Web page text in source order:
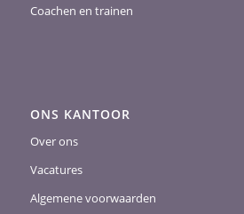
Coachen en trainen
ONS KANTOOR
Over ons
Vacatures
Algemene voorwaarden